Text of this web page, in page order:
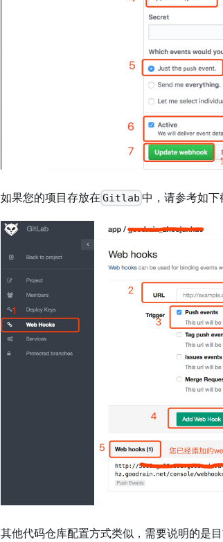
如果您的项目存放在 Gitlab 中，请参考如下
其他代码仓库配置方式类似，需要说明的是